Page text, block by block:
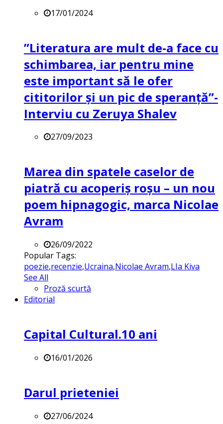
17/01/2024
”Literatura are mult de-a face cu
schimbarea, iar pentru mine
este important să le ofer
cititorilor și un pic de speranță”-
Interviu cu Zeruya Shalev
27/09/2023
Marea din spatele caselor de
piatră cu acoperiș roșu – un nou
poem hipnagogic, marca Nicolae
Avram
26/09/2022
Popular Tags:
poezie,recenzie,Ucraina,Nicolae Avram,LIa Kiva
See All
Proză scurtă
Editorial
Capital Cultural.10 ani
16/01/2026
Darul prieteniei
27/06/2024